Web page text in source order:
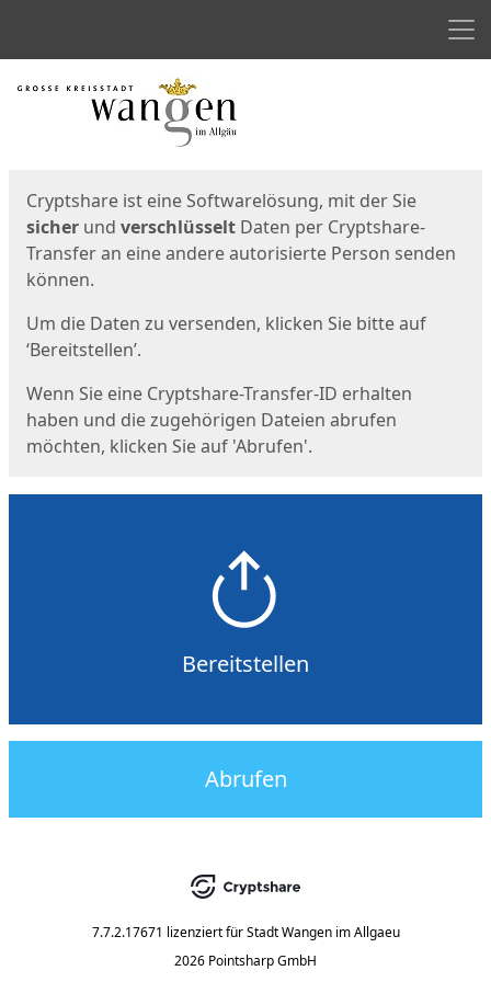
Start
Cryptshare ist eine Softwarelösung, mit der Sie
sicher und verschlüsselt Daten per Cryptshare-
Transfer an eine andere autorisierte Person senden
können.
Um die Daten zu versenden, klicken Sie bitte auf
‘Bereitstellen’.
Wenn Sie eine Cryptshare-Transfer-ID erhalten
haben und die zugehörigen Dateien abrufen
möchten, klicken Sie auf 'Abrufen'.
Bereitstellen
Abrufen
7.7.2.17671 lizenziert für Stadt Wangen im Allgaeu
2026 Pointsharp GmbH